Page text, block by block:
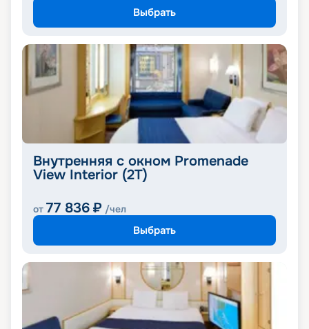
Выбрать
Внутренняя с окном Promenade
View Interior (2T)
от 77 836 ₽ /чел
Выбрать